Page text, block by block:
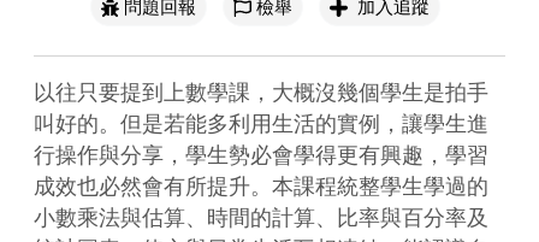
問題回報
檢舉 加入追蹤
以往只要提到上數學課，大概沒幾個學生是拍手
叫好的。但是若能多利用生活的實例，讓學生進
行操作與分享，學生勢必會學得更有興趣，學習
成效也必然會有所提升。本課程統整學生學過的
小數乘法與估算、時間的計算、比率與百分率及